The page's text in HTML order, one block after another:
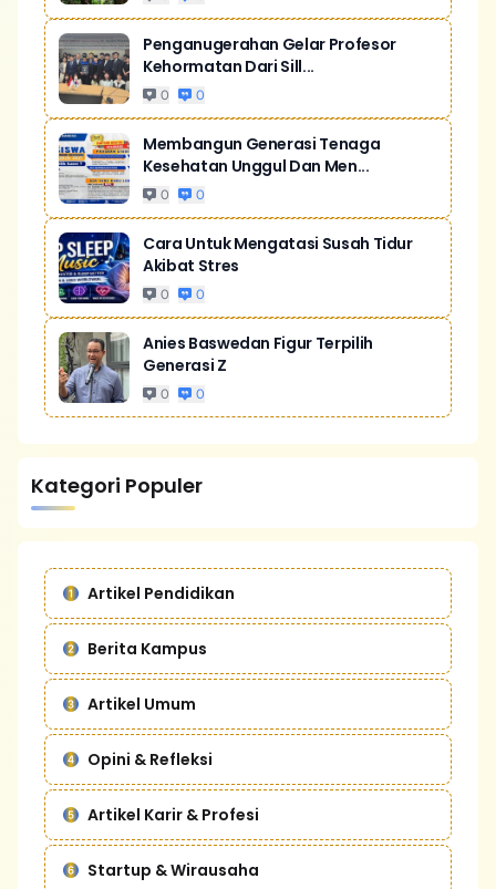
Penganugerahan Gelar Profesor
Kehormatan Dari Sill...
0 0
Membangun Generasi Tenaga
Kesehatan Unggul Dan Men...
0 0
Cara Untuk Mengatasi Susah Tidur
Akibat Stres
0 0
Anies Baswedan Figur Terpilih
Generasi Z
0 0
Kategori Populer
Artikel Pendidikan
Berita Kampus
Artikel Umum
Opini & Refleksi
Artikel Karir & Profesi
Startup & Wirausaha